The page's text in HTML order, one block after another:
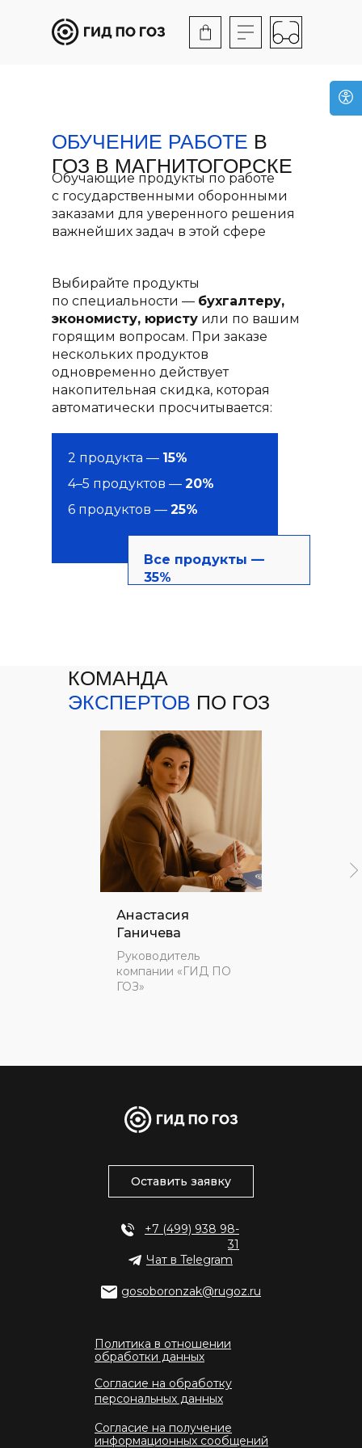
Обучающие продукты по работе
с государственными оборонными
заказами для уверенного решения
важнейших задач в этой сфере
ОБУЧЕНИЕ РАБОТЕ В
ГОЗ В МАГНИТОГОРСКЕ
Выбирайте продукты
по специальности — бухгалтеру,
экономисту, юристу или по вашим
горящим вопросам. При заказе
нескольких продуктов
одновременно действует
накопительная скидка, которая
автоматически просчитывается:
6 продуктов — 25%
4–5 продуктов — 20%
2 продукта — 15%
Все продукты —
35%
КОМАНДА
ЭКСПЕРТОВ ПО ГОЗ
Анастасия
Ганичева
Руководитель
компании «ГИД ПО
ГОЗ»
Согласие на обработку
персональных данных
Оставить заявку
Чат в Telegram
Политика в отношении
обработки данных
Согласие на получение
информационных сообщений
gosoboronzak@rugoz.ru
+7 (499) 938 98-
31